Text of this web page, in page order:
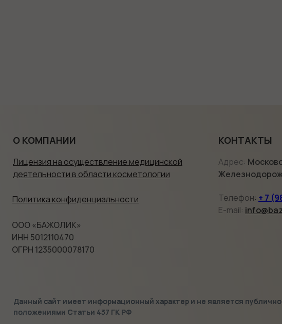
О КОМПАНИИ КОНТАКТЫ
Политика конфиденциальности
Лицензия на осуществление медицинской
деятельности в области косметологии
ООО «БАЖОЛИК»
ИНН 5012110470
ОГРН 1235000078170
Адрес:
Телефон: + 7
E-mail:
Данный сайт имеет информационный характер и не является
положениями Статьи 437 ГК РФ